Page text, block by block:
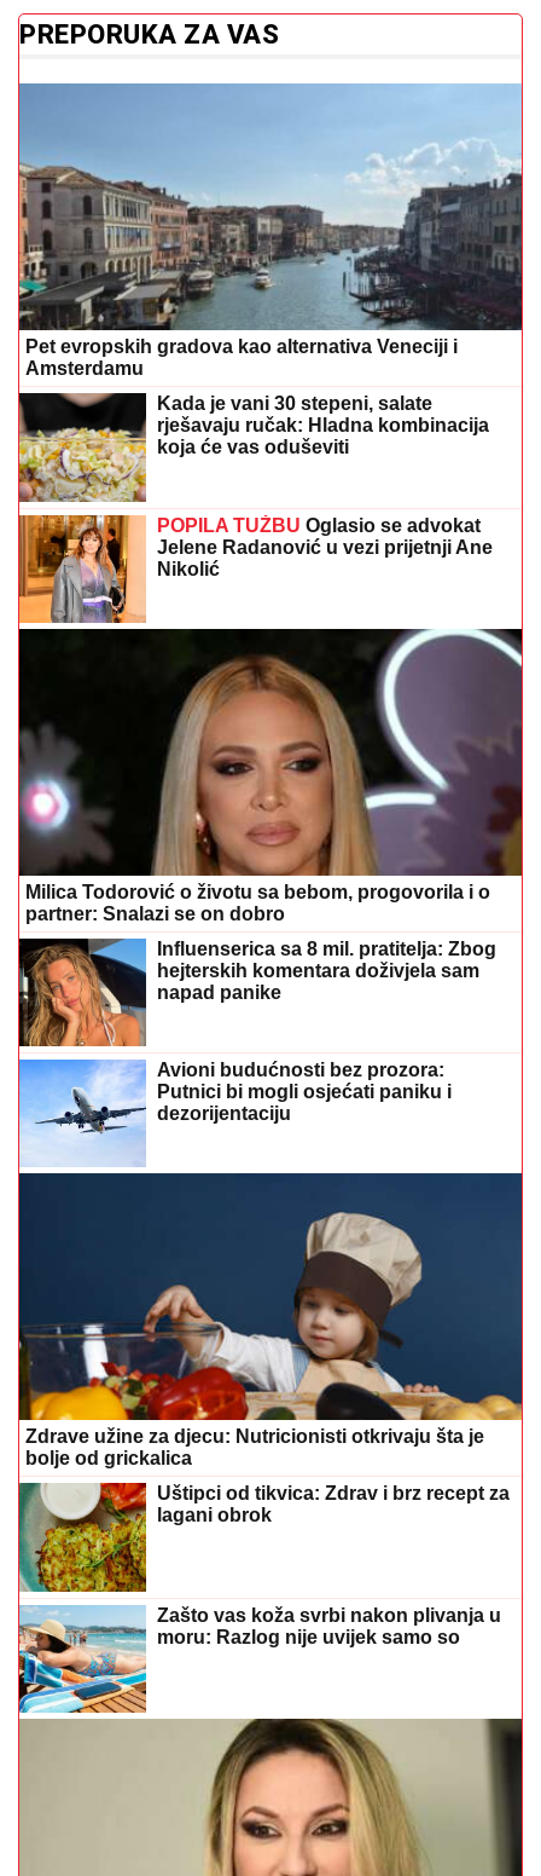
PREPORUKA ZA VAS
Pet evropskih gradova kao alternativa Veneciji i
Amsterdamu
Kada je vani 30 stepeni, salate
rješavaju ručak: Hladna kombinacija
koja će vas oduševiti
POPILA TUŽBU Oglasio se advokat
Jelene Radanović u vezi prijetnji Ane
Nikolić
Milica Todorović o životu sa bebom, progovorila i o
partner: Snalazi se on dobro
Influenserica sa 8 mil. pratitelja: Zbog
hejterskih komentara doživjela sam
napad panike
Avioni budućnosti bez prozora:
Putnici bi mogli osjećati paniku i
dezorijentaciju
Zdrave užine za djecu: Nutricionisti otkrivaju šta je
bolje od grickalica
Uštipci od tikvica: Zdrav i brz recept za
lagani obrok
Zašto vas koža svrbi nakon plivanja u
moru: Razlog nije uvijek samo so